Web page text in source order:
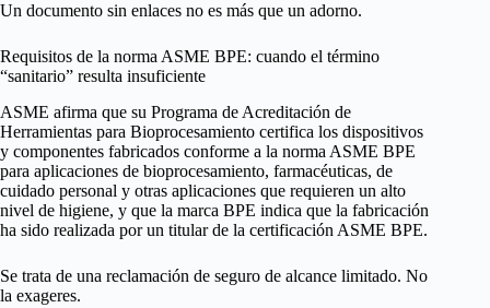
Un documento sin enlaces no es más que un adorno.
Requisitos de la norma ASME BPE: cuando el término
“sanitario” resulta insuficiente
ASME afirma que su Programa de Acreditación de
Herramientas para Bioprocesamiento certifica los dispositivos
y componentes fabricados conforme a la norma ASME BPE
para aplicaciones de bioprocesamiento, farmacéuticas, de
cuidado personal y otras aplicaciones que requieren un alto
nivel de higiene, y que la marca BPE indica que la fabricación
ha sido realizada por un titular de la certificación ASME BPE.
Se trata de una reclamación de seguro de alcance limitado. No
la exageres.